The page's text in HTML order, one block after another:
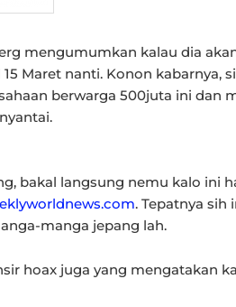
mengumumkan kalau dia
Maret nanti. Konon kabarnya,
berwarga 500juta ini dan
bakal langsung nemu kalo ini
. Tepatnya sih
manga jepang lah.
hoax juga yang mengatakan